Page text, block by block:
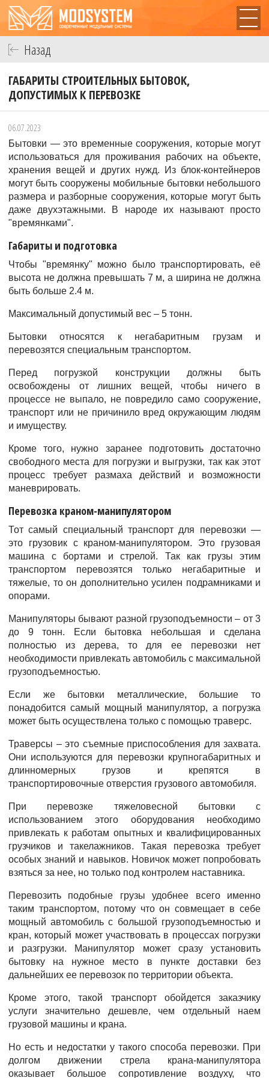
Назад
ГАБАРИТЫ СТРОИТЕЛЬНЫХ БЫТОВОК,
ДОПУСТИМЫХ К ПЕРЕВОЗКЕ
06.07.2023
Бытовки — это временные сооружения, которые могут
использоваться для проживания рабочих на объекте,
хранения вещей и других нужд. Из блок-контейнеров
могут быть сооружены мобильные бытовки небольшого
размера и разборные сооружения, которые могут быть
даже двухэтажными. В народе их называют просто
"времянками".
Габариты и подготовка
Чтобы "времянку" можно было транспортировать, её
высота не должна превышать 7 м, а ширина не должна
быть больше 2.4 м.
Максимальный допустимый вес – 5 тонн.
Бытовки относятся к негабаритным грузам и
перевозятся специальным транспортом.
Перед погрузкой конструкции должны быть
освобождены от лишних вещей, чтобы ничего в
процессе не выпало, не повредило само сооружение,
транспорт или не причинило вред окружающим людям
и имуществу.
Кроме того, нужно заранее подготовить достаточно
свободного места для погрузки и выгрузки, так как этот
процесс требует размаха действий и возможности
маневрировать.
Перевозка краном-манипулятором
Тот самый специальный транспорт для перевозки —
это грузовик с краном-манипулятором. Это грузовая
машина с бортами и стрелой. Так как грузы этим
транспортом перевозятся только негабаритные и
тяжелые, то он дополнительно усилен подрамниками и
опорами.
Манипуляторы бывают разной грузоподъемности – от 3
до 9 тонн. Если бытовка небольшая и сделана
полностью из дерева, то для ее перевозки нет
необходимости привлекать автомобиль с максимальной
грузоподъемностью.
Если же бытовки металлические, большие то
понадобится самый мощный манипулятор, а погрузка
может быть осуществлена только с помощью траверс.
Траверсы – это съемные приспособления для захвата.
Они используются для перевозки крупногабаритных и
длинномерных грузов и крепятся в
транспортировочные отверстия грузового автомобиля.
При перевозке тяжеловесной бытовки с
использованием этого оборудования необходимо
привлекать к работам опытных и квалифицированных
грузчиков и такелажников. Такая перевозка требует
особых знаний и навыков. Новичок может попробовать
взяться за нее, но только под контролем наставника.
Перевозить подобные грузы удобнее всего именно
таким транспортом, потому что он совмещает в себе
мощный автомобиль с большой грузоподъемностью и
кран, который может участвовать в процессах погрузки
и разгрузки. Манипулятор может сразу установить
бытовку на нужное место в пункте доставки без
дальнейших ее перевозок по территории объекта.
Кроме этого, такой транспорт обойдется заказчику
услуги значительно дешевле, чем отдельный наем
грузовой машины и крана.
Но есть и недостатки у такого способа перевозки. При
долгом движении стрела крана-манипулятора
оказывает большое сопротивление воздуху, что